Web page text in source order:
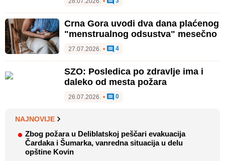
Crna Gora uvodi dva dana plaćenog
"menstrualnog odsustva" mesečno
27.07.2026. • 4
SZO: Posledica po zdravlje ima i
daleko od mesta požara
26.07.2026. • 0
NAJNOVIJE
Zbog požara u Deliblatskoj peščari evakuacija
Čardaka i Šumarka, vanredna situacija u delu
opštine Kovin